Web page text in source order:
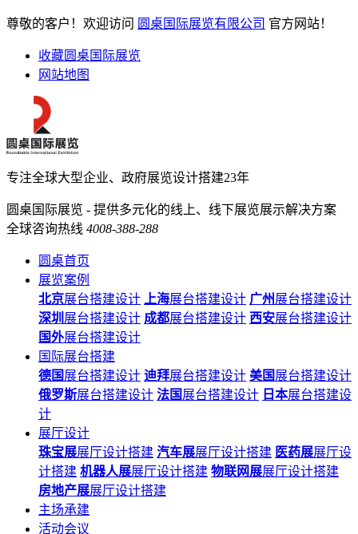
尊敬的客户！欢迎访问 圆桌国际展览有限公司 官方网站！
收藏圆桌国际展览
网站地图
专注全球大型企业、政府展览设计搭建23年
圆桌国际展览 - 提供多元化的线上、线下展览展示解决方案
全球咨询热线 4008-388-288
圆桌首页
展览案例
北京展台搭建设计 上海展台搭建设计 广州展台搭建设计
深圳 展台搭建设计 成都展台搭建设计 西安展台搭建设计
国外展台搭建设计
国际展台搭建
德国 展台搭建设计 迪拜展台搭建设计 美国 展台搭建设计
俄罗斯展台搭建设计 法国 展台搭建设计 日本展台搭建设
计
展厅设计
珠宝展展厅设计搭建 汽车展展厅设计搭建 医药展展厅设
计搭建 机器人展展厅设计搭建 物联网展展厅设计搭建
房地产展展厅设计搭建
主场承建
活动会议